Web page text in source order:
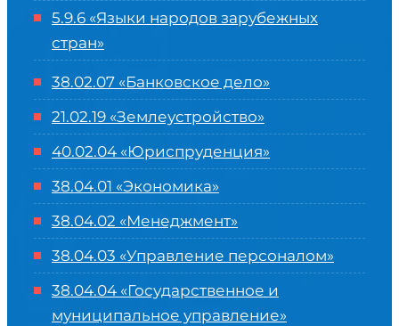
5.9.6 «Языки народов зарубежных
стран»
38.02.07 «Банковское дело»
21.02.19 «Землеустройство»
40.02.04 «Юриспруденция»
38.04.01 «Экономика»
38.04.02 «Менеджмент»
38.04.03 «Управление персоналом»
38.04.04 «Государственное и
муниципальное управление»